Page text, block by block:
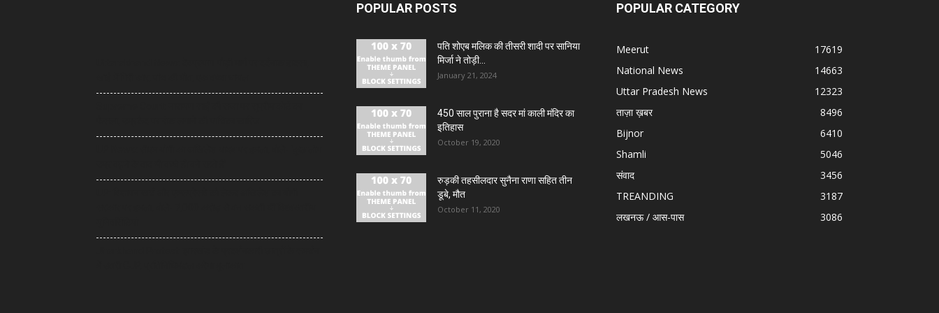
POPULAR POSTS
पति शोएब मलिक की तीसरी शादी पर सानिया
मिर्जा ने तोड़ी...
January 21, 2024
450 साल पुराना है सदर मां काली मंदिर का
इतिहास
October 19, 2020
रुड़की तहसीलदार सुनैना राणा सहित तीन
डूबे, मौत
October 11, 2020
POPULAR CATEGORY
Meerut
17619
National News
14663
Uttar Pradesh News
12323
ताज़ा ख़बर
8496
Bijnor
6410
Shamli
5046
संवाद
3456
TREANDING
3187
लखनऊ / आस-पास
3086